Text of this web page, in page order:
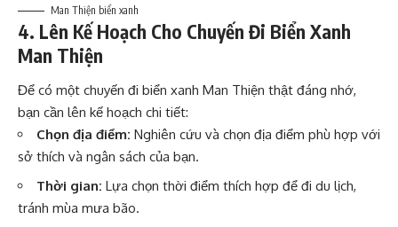
Man Thiện biển xanh
4. Lên Kế Hoạch Cho Chuyến Đi Biển Xanh
Man Thiện
Để có một chuyến đi biển xanh Man Thiện thật đáng nhớ,
bạn cần lên kế hoạch chi tiết:
Chọn địa điểm: Nghiên cứu và chọn địa điểm phù hợp với
sở thích và ngân sách của bạn.
Thời gian: Lựa chọn thời điểm thích hợp để đi du lịch,
tránh mùa mưa bão.